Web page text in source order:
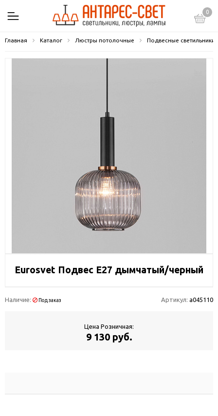
0
Главная Каталог Люстры потолочные Подвесные светильники
Eurosvet Подвес E27 дымчатый/черный
Наличие: Под заказ Артикул: a045110
Цена Розничная:
9 130 руб.